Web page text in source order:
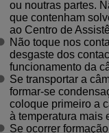
ou noutras partes.
que contenham
ao Centro de
Não toque nos
desgaste dos
funcionamento da
Se transportar a
formar-se
coloque primeiro a
à temperatura mais
Se ocorrer